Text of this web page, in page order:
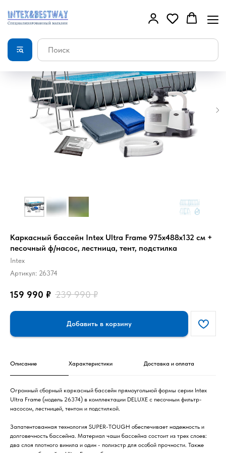
Каркасный бассейн Intex Ultra Frame 975x488x132 см +
песочный ф/насос, лестница, тент, подстилка
Intex
Артикул: 26374
159 990 ₽ 239 990 ₽
Добавить в корзину
Описание Характеристики Доставка и оплата
Огромный сборный каркасный бассейн прямоугольной формы серии Intex
Ultra Frame (модель 26374) в комплектации DELUXE с песочным фильтр-
насосом, лестницей, тентом и подстилкой.
Запатентованная технология SUPER-TOUGH обеспечивает надежность и
долговечность бассейна. Материал чаши бассейна состоит из трех слоев:
два слоя плотного винила и один - полиэстр для особой прочности. Также